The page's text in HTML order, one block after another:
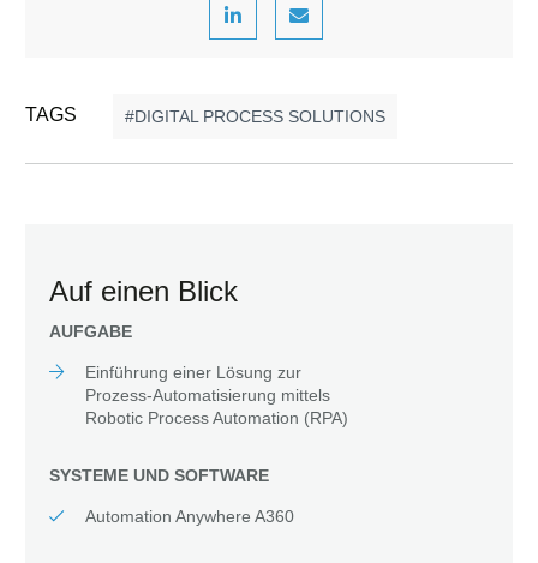
TAGS DIGITAL PROCESS SOLUTIONS
Auf einen Blick
AUFGABE
Einführung einer Lösung zur
Prozess-Automatisierung mittels
Robotic Process Automation (RPA)
SYSTEME UND SOFTWARE
Automation Anywhere A360